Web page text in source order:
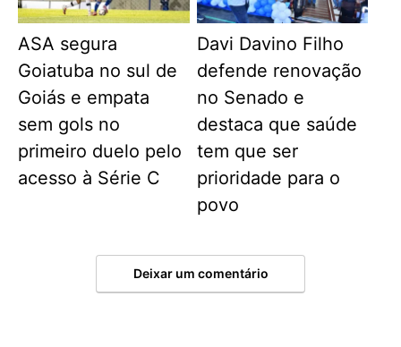
ASA segura
Goiatuba no sul de
Goiás e empata
sem gols no
primeiro duelo pelo
acesso à Série C
Davi Davino Filho
defende renovação
no Senado e
destaca que saúde
tem que ser
prioridade para o
povo
Deixar um comentário